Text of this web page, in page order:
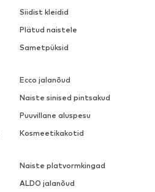
Siidist kleidid
Plätud naistele
Sametpüksid
Ecco jalanõud
Naiste sinised pintsakud
Puuvillane aluspesu
Kosmeetikakotid
Naiste platvormkingad
ALDO jalanõud